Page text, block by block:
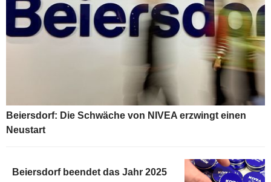
Beiersdorf: Die Schwäche von NIVEA erzwingt einen
Neustart
Beiersdorf beendet das Jahr 2025